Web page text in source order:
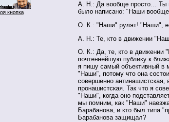
кнопка
А. Н.: Да вообще просто… Ты
было написано: "Наши
О. К.: "Наши" рулят! "Наши",
А. Н.: Те, кто в движении
О. К.: Да, те, кто в движении
почтеннейшую публику к
я пишу самый объективный в
"Наши", потому что она
совершенно антинашистская,
пронашистская. Так что я
"Наши", когда оно
мы помним, как "Наши"
Барабанова, и кто был типа
Барабанова защищал?